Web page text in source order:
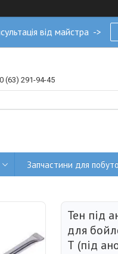
від майстра ->
(63) 291-94-45
Запчастини для
Тен під
для
Т (під